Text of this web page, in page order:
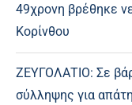
49χρονη βρέθηκε
Κορίνθου
ΖΕΥΓΟΛΑΤΙΟ: Σε
σύλληψης για